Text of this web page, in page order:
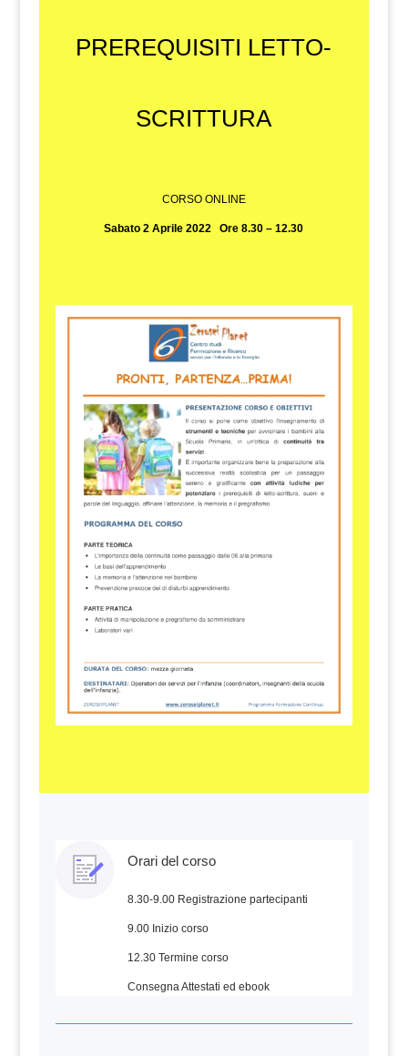
PREREQUISITI LETTO-
SCRITTURA
CORSO ONLINE
Sabato 2 Aprile 2022 Ore 8.30 – 12.30
Orari del corso
8.30-9.00 Registrazione partecipanti
9.00 Inizio corso
12.30 Termine corso
Consegna Attestati ed ebook